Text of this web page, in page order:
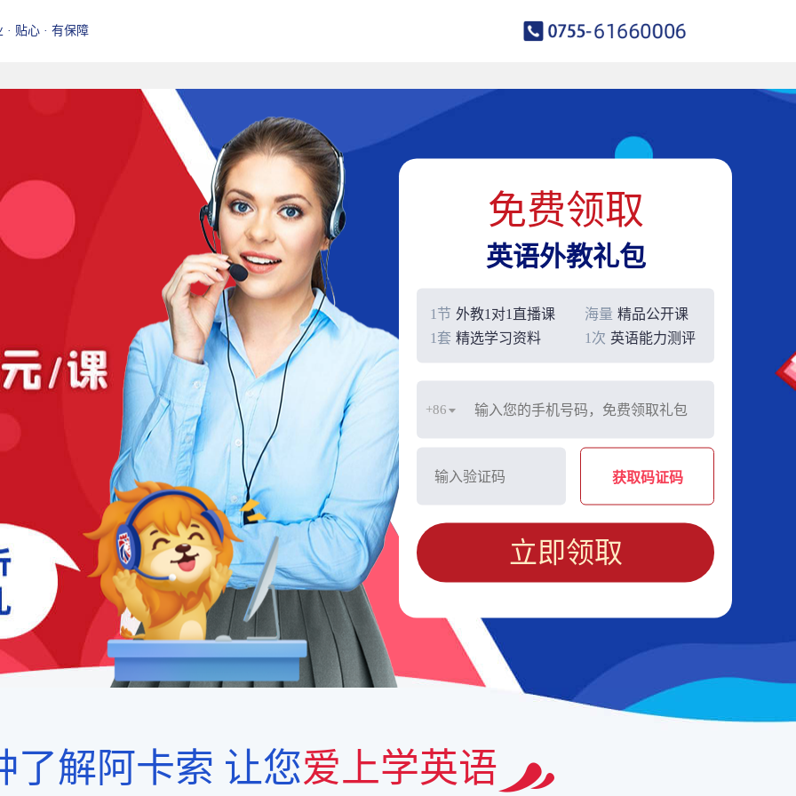
· 贴心 · 有保障
免费领取
英语外教礼包
1节 外教1对1直播课 海量 精品公开课
1套 精选学习资料 1次 英语能力测评
+86
获取码证码
立即领取
了解阿卡索 让您爱上学英语